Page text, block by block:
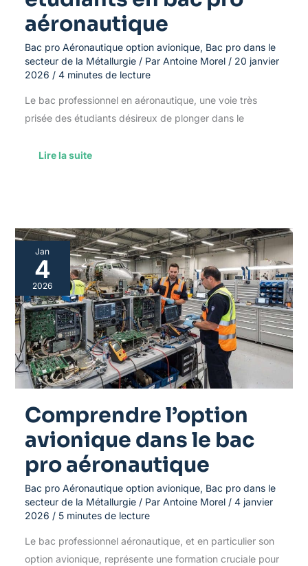
aéronautique
Bac pro Aéronautique option avionique, Bac pro dans le
secteur de la Métallurgie/ Par Antoine Morel / 20 janvier
2026 / 4 minutes de lecture
Le bac professionnel en aéronautique, une voie très
prisée des étudiants désireux de plonger dans le
Lire la suite
Jan
4
2026
Comprendre l’option
avionique dans le bac
pro aéronautique
Bac pro Aéronautique option avionique, Bac pro dans le
secteur de la Métallurgie/ Par Antoine Morel / 4 janvier
2026 / 5 minutes de lecture
Le bac professionnel aéronautique, et en particulier son
option avionique, représente une formation cruciale pour
Comprendre
l’option
avionique
dans
le
bac
pro
aéronautique